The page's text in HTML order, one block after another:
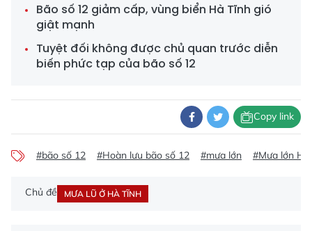
Bão số 12 giảm cấp, vùng biển Hà Tĩnh gió
giật mạnh
Tuyệt đối không được chủ quan trước diễn
biến phức tạp của bão số 12
Copy link
#bão số 12 #Hoàn lưu bão số 12 #mưa lớn #Mưa lớn Hà
Chủ đề MƯA LŨ Ở HÀ TĨNH